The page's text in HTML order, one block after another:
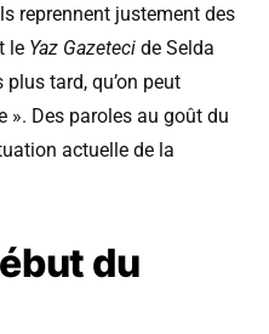
reprennent justement des
le Yaz Gazeteci de Selda
tard, qu’on peut
». Des paroles au goût du
actuelle de la
du